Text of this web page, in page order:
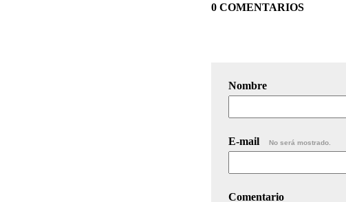
0 COMENTARIOS
Nombre
E-mail No será mostrado.
Comentario